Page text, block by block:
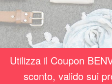
Utilizza il Coupon
sconto, valido sui